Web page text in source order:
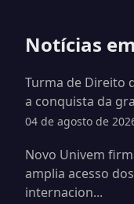
Notícias
Turma de Direito
a conquista da
04 de agosto de
Novo Univem
amplia acesso
internacion...